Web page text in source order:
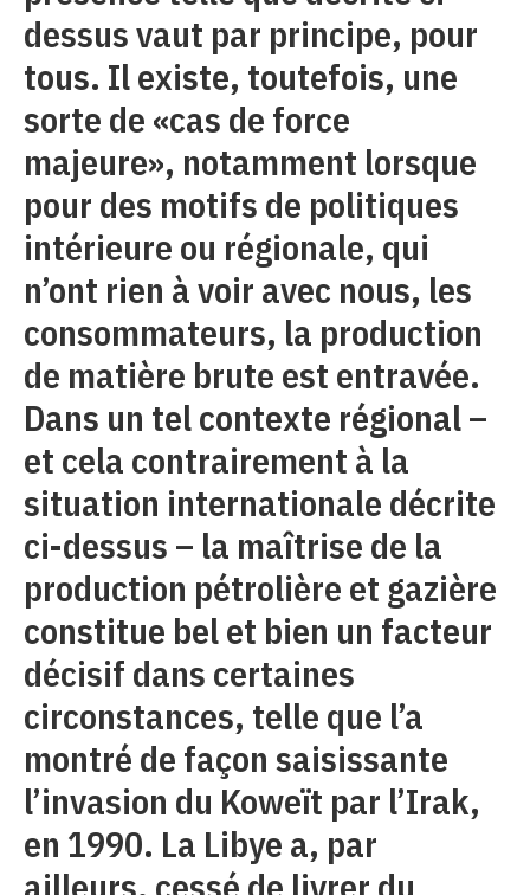
dessus vaut par principe, pour
tous. Il existe, toutefois, une
sorte de «cas de force
majeure», notamment lorsque
pour des motifs de politiques
intérieure ou régionale, qui
n’ont rien à voir avec nous, les
consommateurs, la production
de matière brute est entravée.
Dans un tel contexte régional –
et cela contrairement à la
situation internationale décrite
ci-dessus – la maîtrise de la
production pétrolière et gazière
constitue bel et bien un facteur
décisif dans certaines
circonstances, telle que l’a
montré de façon saisissante
l’invasion du Koweït par l’Irak,
en 1990. La Libye a, par